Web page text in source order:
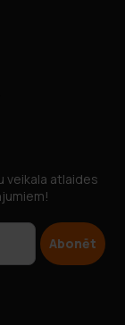
veikala atlaides
Abonēt